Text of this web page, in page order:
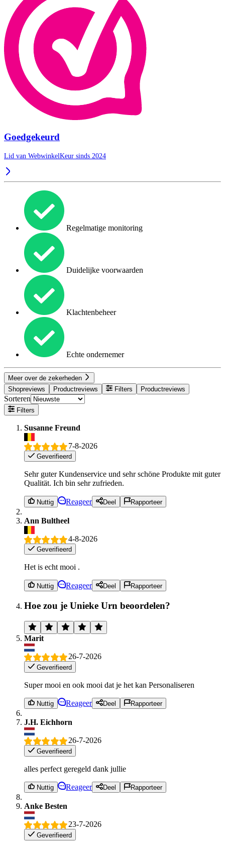
Goedgekeurd
Lid van WebwinkelKeur sinds 2024
Regelmatige monitoring
Duidelijke voorwaarden
Klachtenbeheer
Echte ondernemer
Meer over de zekerheden
Shopreviews
Productreviews Filters Productreviews
Sorteren
Filters
Susanne Freund
7-8-2026
Geverifieerd
Sehr guter Kundenservice und sehr schöne Produkte mit guter
Qualität. Ich bin sehr zufrieden.
Nuttig Reageer Deel Rapporteer
Ann Bultheel
4-8-2026
Geverifieerd
Het is echt mooi .
Nuttig Reageer Deel Rapporteer
Hoe zou je Unieke Urn beoordelen?
Marit
26-7-2026
Geverifieerd
Super mooi en ook mooi dat je het kan Personaliseren
Nuttig Reageer Deel Rapporteer
J.H. Eichhorn
26-7-2026
Geverifieerd
alles perfect geregeld dank jullie
Nuttig Reageer Deel Rapporteer
Anke Besten
23-7-2026
Geverifieerd